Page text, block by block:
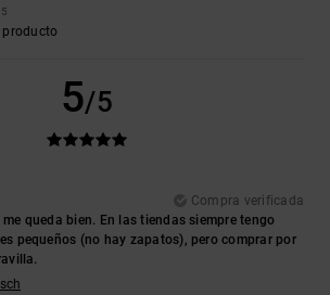
producto
5/5
Compra verificada
queda bien. En las tiendas siempre tengo
pequeños (no hay zapatos), pero comprar por